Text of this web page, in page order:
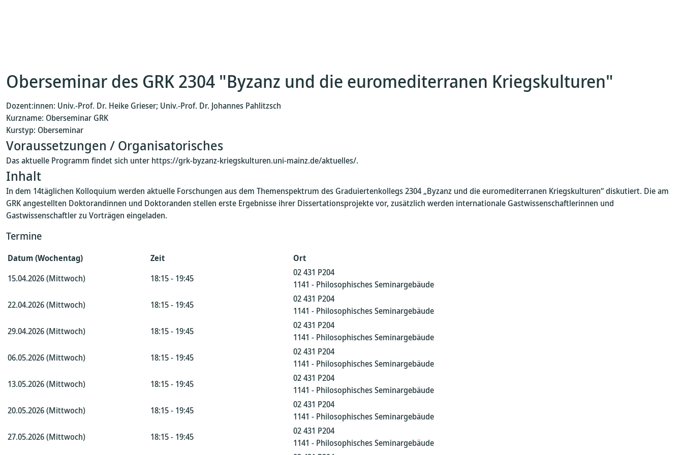
Oberseminar des GRK 2304 "Byzanz und die euromediterranen Kriegskulturen"
Dozent:innen: Univ.-Prof. Dr. Heike Grieser; Univ.-Prof. Dr. Johannes Pahlitzsch
Kurzname: Oberseminar GRK
Kurstyp: Oberseminar
Voraussetzungen / Organisatorisches
Das aktuelle Programm findet sich unter https://grk-byzanz-kriegskulturen.uni-mainz.de/aktuelles/.
Inhalt
In dem 14täglichen Kolloquium werden aktuelle Forschungen aus dem Themenspektrum des Graduiertenkollegs 2304 „Byzanz und die euromediterranen Kriegskulturen“ diskutiert. Die am
GRK angestellten Doktorandinnen und Doktoranden stellen erste Ergebnisse ihrer Dissertationsprojekte vor, zusätzlich werden internationale Gastwissenschaftlerinnen und
Gastwissenschaftler zu Vorträgen eingeladen.
Termine
Datum (Wochentag) Zeit
Ort
15.04.2026 (Mittwoch)
18:15 - 19:45
02 431 P204
1141 - Philosophisches Seminargebäude
22.04.2026 (Mittwoch)
18:15 - 19:45
02 431 P204
1141 - Philosophisches Seminargebäude
29.04.2026 (Mittwoch)
18:15 - 19:45
02 431 P204
1141 - Philosophisches Seminargebäude
06.05.2026 (Mittwoch)
18:15 - 19:45
02 431 P204
1141 - Philosophisches Seminargebäude
13.05.2026 (Mittwoch)
18:15 - 19:45
02 431 P204
1141 - Philosophisches Seminargebäude
20.05.2026 (Mittwoch)
18:15 - 19:45
02 431 P204
1141 - Philosophisches Seminargebäude
27.05.2026 (Mittwoch)
18:15 - 19:45
02 431 P204
1141 - Philosophisches Seminargebäude